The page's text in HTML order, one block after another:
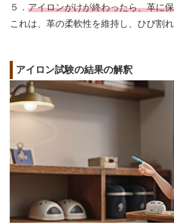
５． アイロンがけが終わったら、革に
これは、革の柔軟性を維持し、ひび割
アイロン試験の結果の解釈